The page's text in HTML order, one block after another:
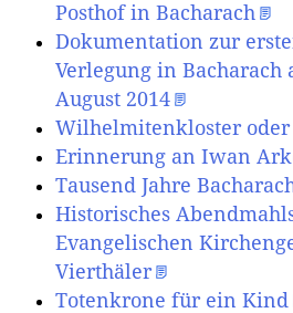
Posthof in Bacharach
Dokumentation zur
Verlegung in Bacharach
August 2014
Wilhelmitenkloster oder
Erinnerung an Iwan
Tausend Jahre
Historisches
Evangelischen
Vierthäler
Totenkrone für ein Kind